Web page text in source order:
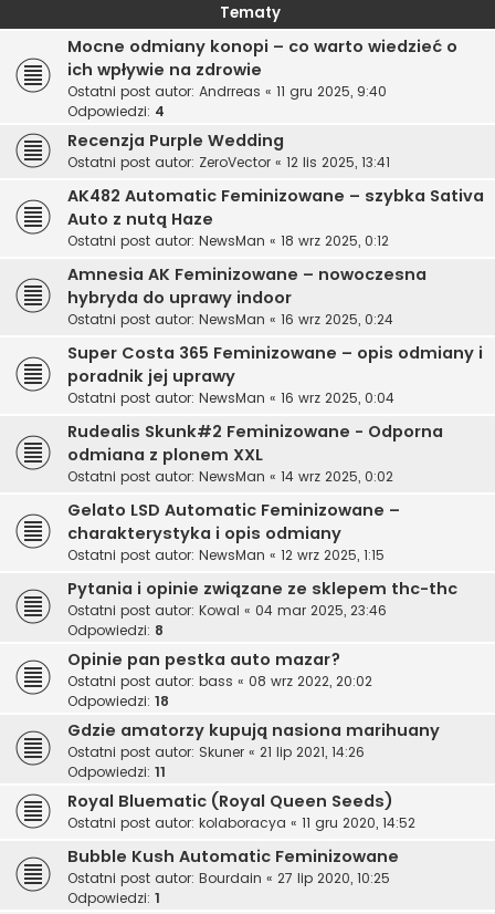
Tematy
Mocne odmiany konopi – co warto wiedzieć o
ich wpływie na zdrowie
Ostatni post autor: Andrreas « 11 gru 2025, 9:40
Odpowiedzi: 4
Recenzja Purple Wedding
Ostatni post autor: ZeroVector « 12 lis 2025, 13:41
AK482 Automatic Feminizowane – szybka Sativa
Auto z nutą Haze
Ostatni post autor: NewsMan « 18 wrz 2025, 0:12
Amnesia AK Feminizowane – nowoczesna
hybryda do uprawy indoor
Ostatni post autor: NewsMan « 16 wrz 2025, 0:24
Super Costa 365 Feminizowane – opis odmiany i
poradnik jej uprawy
Ostatni post autor: NewsMan « 16 wrz 2025, 0:04
Rudealis Skunk#2 Feminizowane - Odporna
odmiana z plonem XXL
Ostatni post autor: NewsMan « 14 wrz 2025, 0:02
Gelato LSD Automatic Feminizowane –
charakterystyka i opis odmiany
Ostatni post autor: NewsMan « 12 wrz 2025, 1:15
Pytania i opinie związane ze sklepem thc-thc
Ostatni post autor: Kowal « 04 mar 2025, 23:46
Odpowiedzi: 8
Opinie pan pestka auto mazar?
Ostatni post autor: bass « 08 wrz 2022, 20:02
Odpowiedzi: 18
Gdzie amatorzy kupują nasiona marihuany
Ostatni post autor: Skuner « 21 lip 2021, 14:26
Odpowiedzi: 11
Royal Bluematic (Royal Queen Seeds)
Ostatni post autor: kolaboracya « 11 gru 2020, 14:52
Bubble Kush Automatic Feminizowane
Ostatni post autor: Bourdain « 27 lip 2020, 10:25
Odpowiedzi: 1